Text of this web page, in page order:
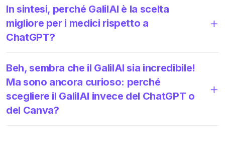
In sintesi, perché GalilAI è la scelta
migliore per i medici rispetto a
ChatGPT?
Beh, sembra che il GalilAI sia incredibile!
Ma sono ancora curioso: perché
scegliere il GalilAI invece del ChatGPT o
del Canva?